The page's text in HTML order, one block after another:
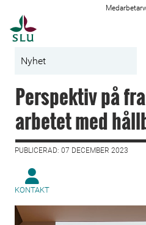
Nyhet
Perspektiv på
arbetet med
PUBLICERAD: 07 DECEMBER 2023
KONTAKT